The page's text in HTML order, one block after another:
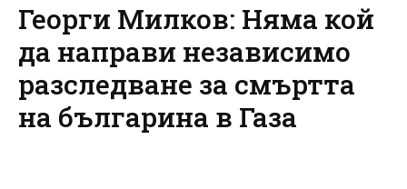
Георги Милков: Няма кой
да направи независимо
разследване за смъртта
на българина в Газа